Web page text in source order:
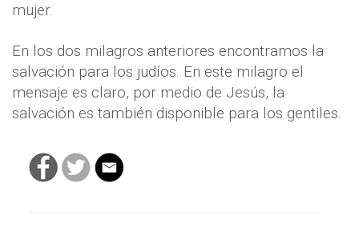
mujer.
En los dos milagros anteriores encontramos la
salvación para los judíos. En este milagro el
mensaje es claro, por medio de Jesús, la
salvación es también disponible para los gentiles.